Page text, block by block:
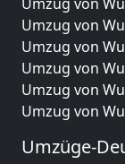
Umzug von
Umzug von
Umzug von
Umzug von
Umzug von
Umzüge-